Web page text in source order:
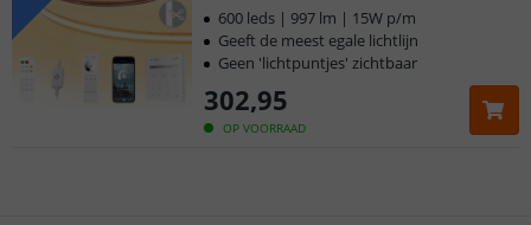
OP VOORRAAD
302,95
600 leds | 997 lm | 15W p/m
Geeft de meest egale lichtlijn
Geen 'lichtpuntjes' zichtbaar
Klantbeoordeling 9.1
Voor 23:45 uur besteld,morgen in huis